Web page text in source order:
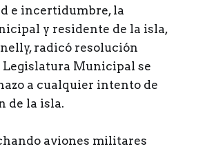
e incertidumbre, la
y residente de la isla,
radicó resolución
Municipal se
a cualquier intento de
de la isla.
aviones militares